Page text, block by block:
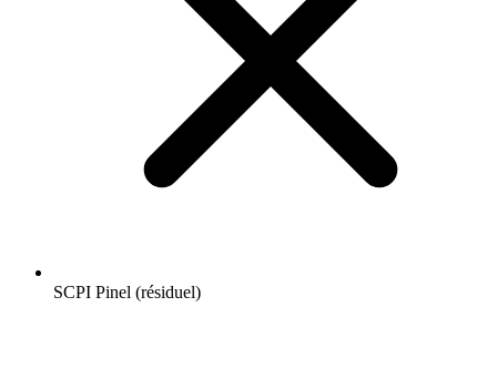
SCPI Pinel (résiduel)